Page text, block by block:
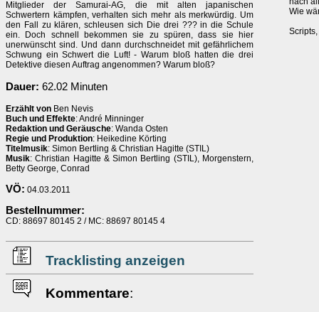
Mitglieder der Samurai-AG, die mit alten japanischen
Schwertern kämpfen, verhalten sich mehr als merkwürdig. Um
den Fall zu klären, schleusen sich Die drei ??? in die Schule
ein. Doch schnell bekommen sie zu spüren, dass sie hier
unerwünscht sind. Und dann durchschneidet mit gefährlichem
Schwung ein Schwert die Luft! - Warum bloß hatten die drei
Detektive diesen Auftrag angenommen? Warum bloß?
Dauer: 62.02 Minuten
Erzählt von Ben Nevis
Buch und Effekte: André Minninger
Redaktion und Geräusche: Wanda Osten
Regie und Produktion: Heikedine Körting
Titelmusik: Simon Bertling & Christian Hagitte (STIL)
Musik: Christian Hagitte & Simon Bertling (STIL), Morgenstern,
Betty George, Conrad
VÖ: 04.03.2011
Bestellnummer:
CD: 88697 80145 2 / MC: 88697 80145 4
Tracklisting anzeigen
Kommentare:
Wie